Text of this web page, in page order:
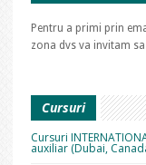
Pentru a primi prin
zona dvs va invitam
Cursuri
Cursuri
auxiliar (Dubai,